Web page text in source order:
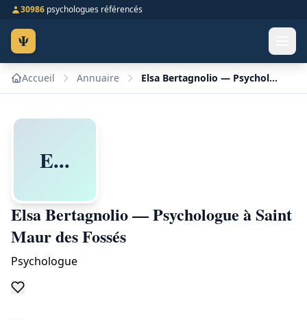
30986 psychologues référencés
Ψ
Accueil Annuaire Elsa Bertagnolio — Psychologue à Saint Maur des Fossés
E...
Elsa Bertagnolio — Psychologue à Saint
Maur des Fossés
Psychologue